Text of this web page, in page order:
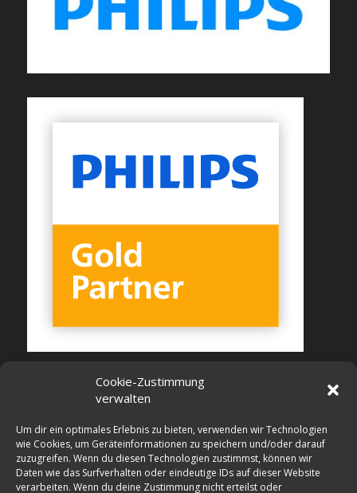
Cookie-Zustimmung
verwalten
Um dir ein optimales Erlebnis zu bieten, verwenden wir Technologien
wie Cookies, um Geräteinformationen zu speichern und/oder darauf
zuzugreifen. Wenn du diesen Technologien zustimmst, können wir
Daten wie das Surfverhalten oder eindeutige IDs auf dieser Website
verarbeiten. Wenn du deine Zustimmung nicht erteilst oder